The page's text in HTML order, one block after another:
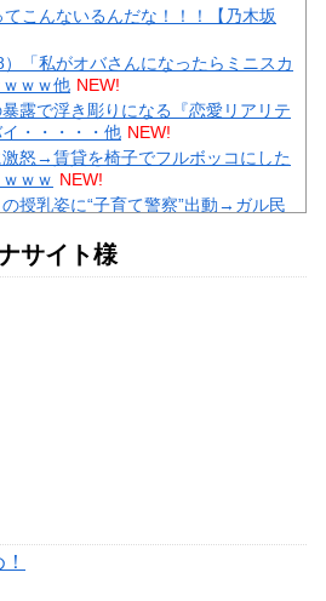
こんないるんだな！！！【乃木坂
）「私がオバさんになったらミニスカ
ｗｗ他 NEW!
暴露で浮き彫りになる『恋愛リアリテ
・・・・・他 NEW!
激怒→賃貸を椅子でフルボッコにした
ｗｗ NEW!
の授乳姿に“子育て警察”出動→ガル民
作りは痛い』発言にガル民激怒→ア
ハラ”謝罪ネタにガル民総ツッコミ
互RSS
サイト様